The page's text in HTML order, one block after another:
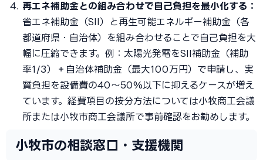
再エネ補助金との組み合わせで自己負担を最小化する：
省エネ補助金（SII）と再生可能エネルギー補助金（各
都道府県・自治体）を組み合わせることで自己負担を大
幅に圧縮できます。例：太陽光発電をSII補助金（補助
率1/3）＋自治体補助金（最大100万円）で申請し、実
質負担を設備費の40〜50%以下に抑えるケースが増え
ています。経費項目の按分方法については小牧商工会議
所または小牧市商工会議所で事前確認をお勧めします。
小牧市の相談窓口・支援機関